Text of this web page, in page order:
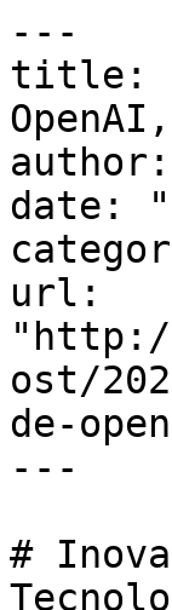
---
title:
author:
date:
url:
"http://
ost/
de-
---
#